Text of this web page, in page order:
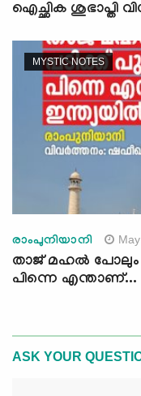
ഐച്ഛിക ശുഭാപ്തി
MYSTIC NOTES
രാംപുനിയാനി
താജ് മഹല്‍ പോലും
പിന്നെ എന്താണ്...
ASK YOUR